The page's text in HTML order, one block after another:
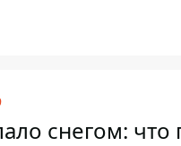
снегом: что